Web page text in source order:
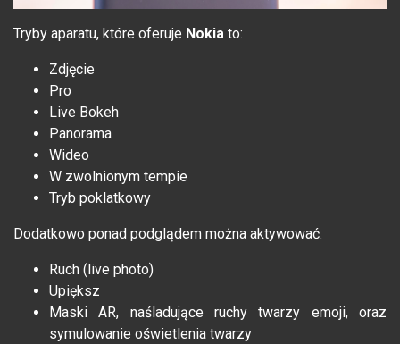
Tryby aparatu, które oferuje Nokia to:
Zdjęcie
Pro
Live Bokeh
Panorama
Wideo
W zwolnionym tempie
Tryb poklatkowy
Dodatkowo ponad podglądem można aktywować:
Ruch (live photo)
Upiększ
Maski AR, naśladujące ruchy twarzy emoji, oraz
symulowanie oświetlenia twarzy